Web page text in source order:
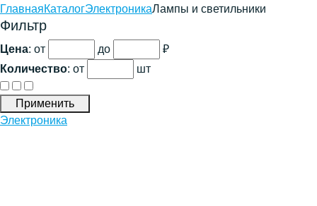
ГлавнаяКаталогЭлектроникаЛампы и светильники
Фильтр
Цена: от до
₽
Количество: от шт
Применить
Электроника